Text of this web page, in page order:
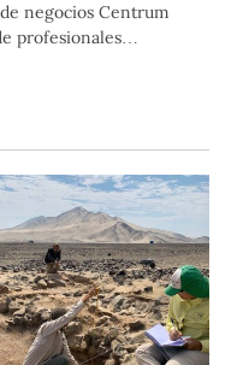
negocios Centrum
profesionales
país. Por todo ello,